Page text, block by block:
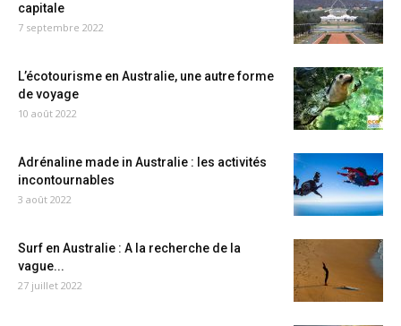
capitale
7 septembre 2022
L’écotourisme en Australie, une autre forme
de voyage
10 août 2022
Adrénaline made in Australie : les activités
incontournables
3 août 2022
Surf en Australie : A la recherche de la
vague...
27 juillet 2022